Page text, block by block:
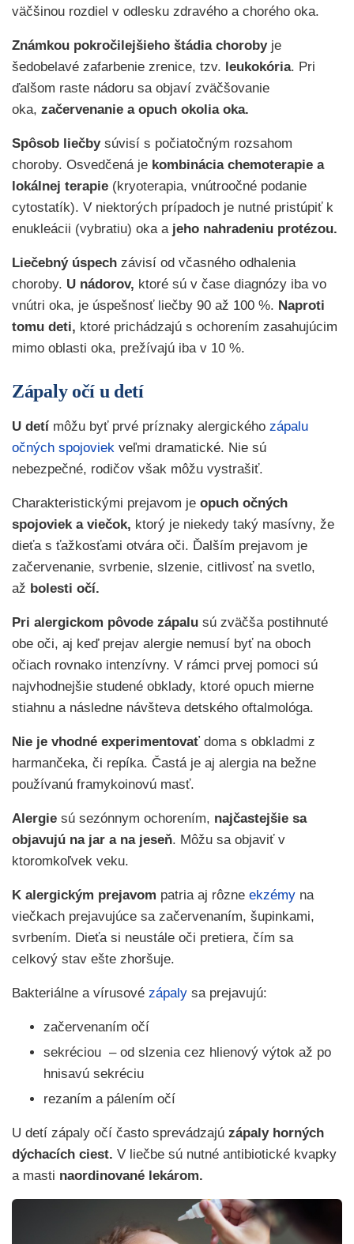
väčšinou rozdiel v odlesku zdravého a chorého oka.
Známkou pokročilejšieho štádia chorobyje
šedobelavé zafarbenie zrenice, tzv. leukokória. Pri
ďalšom raste nádoru sa objaví zväčšovanie
oka, začervenanie a opuch okolia oka.
Spôsob liečbysúvisí s počiatočným rozsahom
choroby. Osvedčená je kombinácia chemoterapie a
lokálnej terapie (kryoterapia, vnútroočné podanie
cytostatík). V niektorých prípadoch je nutné pristúpiť k
enukleácii (vybratiu) oka a jeho nahradeniu protézou.
Liečebný úspech závisí od včasného odhalenia
choroby. U nádorov, ktoré sú v čase diagnózy iba vo
vnútri oka, je úspešnosť liečby 90 až 100 %. Naproti
tomu deti, ktoré prichádzajú s ochorením zasahujúcim
mimo oblasti oka, prežívajú iba v 10 %.
Zápaly očí u detí
U detí môžu byť prvé príznaky alergického zápalu
očných spojoviek veľmi dramatické. Nie sú
nebezpečné, rodičov však môžu vystrašiť.
Charakteristickými prejavom je opuch očných
spojoviek a viečok, ktorý je niekedy taký masívny, že
dieťa s ťažkosťami otvára oči. Ďalším prejavom je
začervenanie, svrbenie, slzenie, citlivosť na svetlo,
až bolesti očí.
Pri alergickom pôvode zápalu sú zväčša postihnuté
obe oči, aj keď prejav alergie nemusí byť na oboch
očiach rovnako intenzívny. V rámci prvej pomoci sú
najvhodnejšie studené obklady, ktoré opuch mierne
stiahnu a následne návšteva detského oftalmológa.
Nie je vhodné experimentovať doma s obkladmi z
harmančeka, či repíka. Častá je aj alergia na bežne
používanú framykoinovú masť.
Alergie sú sezónnym ochorením, najčastejšie sa
objavujú na jar a na jeseň. Môžu sa objaviť v
ktoromkoľvek veku.
K alergickým prejavom patria aj rôzne ekzémy na
viečkach prejavujúce sa začervenaním, šupinkami,
svrbením. Dieťa si neustále oči pretiera, čím sa
celkový stav ešte zhoršuje.
Bakteriálne a vírusové zápaly sa prejavujú:
začervenaním očí
sekréciou – od slzenia cez hlienový výtok až po
hnisavú sekréciu
rezaním a pálením očí
U detí zápaly očí často sprevádzajú zápaly horných
dýchacích ciest. V liečbe sú nutné antibiotické kvapky
a masti naordinované lekárom.